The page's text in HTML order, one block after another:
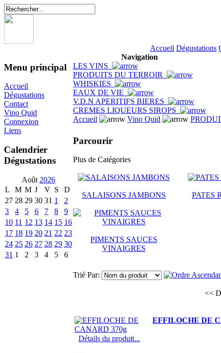
Accueil Dégustations
Menu principal
Accueil
Dégustations
Contact
Vino Quid
Connexion
Liens
Calendrier
Dégustations
Août 2026
L
M M J V S
D
27 28 29 30 31 1
2
3
4 5 6 7 8
9
10 11 12 13 14 15 16
17 18 19 20 21 22 23
24 25 26 27 28 29 30
31 1 2 3 4 5 6
Navigation
LES VINS
PRODUITS DU TERROIR
WHISKIES
EAUX DE VIE
V.D.N APERITIFS BIERES
CREMES LIQUEURS SIROPS
Accueil
Vino Quid
Parcourir
Plus de Catégories
SALAISONS JAMBONS PATES
PIMENTS SAUCES
VINAIGRES
Trié Par:
<<
EFFILOCHE DE
Détails du produit...